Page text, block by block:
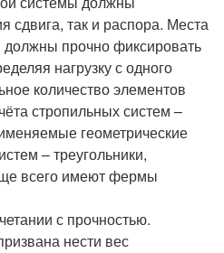
сдвига, так и распора. Места
прочно фиксировать
нагрузку с одного
количество элементов
стропильных систем –
геометрические
– треугольники,
всего имеют фермы
с прочностью.
нести вес